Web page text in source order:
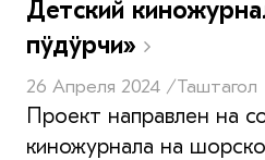
Детский
пӱдӱрчи»
26 Апреля 2024 /Таштагол
Проект направлен на
киножурнала на